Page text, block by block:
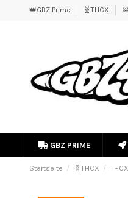
👑GBZ Prime 🧬THCX
GBZ PRIME
Startseite 🧬THCX